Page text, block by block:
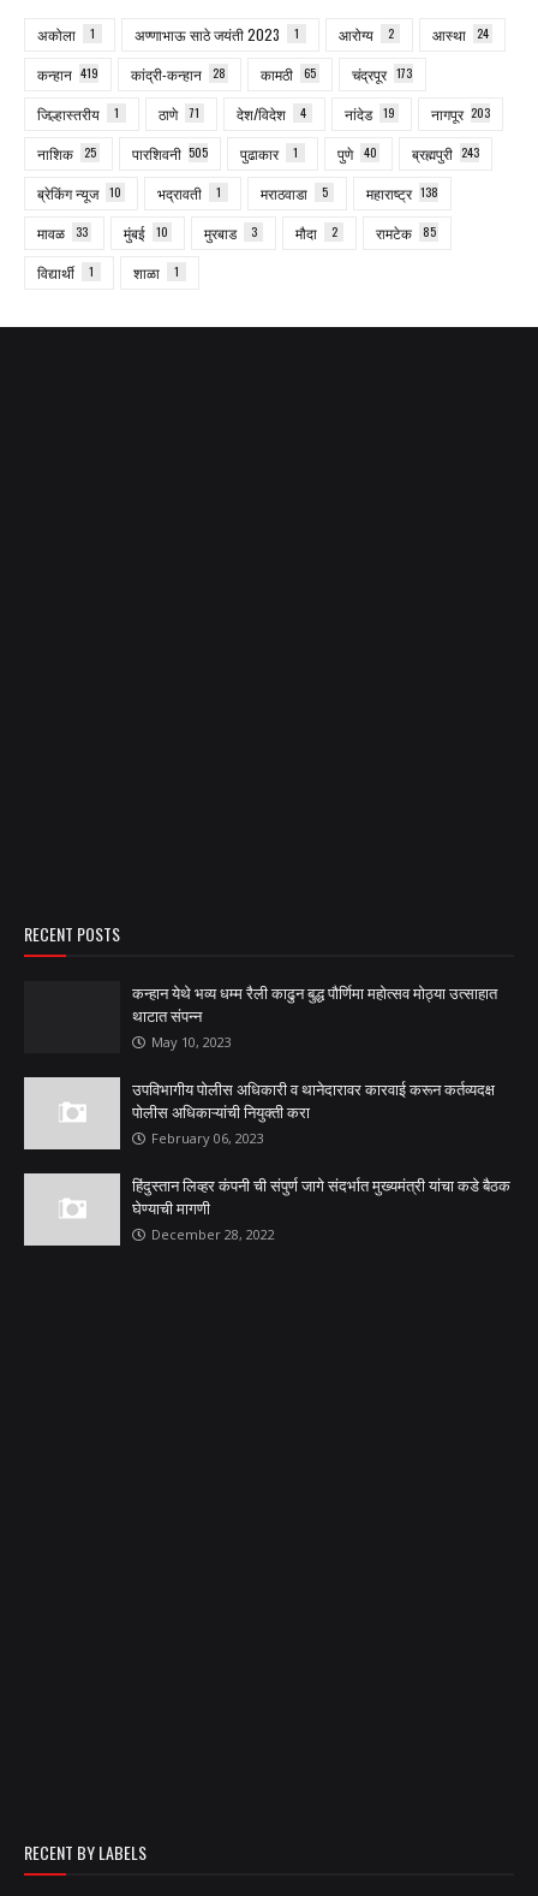
अकोला 1 अण्णाभाऊ साठे जयंती 2023 1 आरोग्य 2 आस्था 24
कन्हान 419 कांद्री-कन्हान 28 कामठी 65 चंद्रपूर 173
जिल्हास्तरीय 1 ठाणे 71 देश/विदेश 4 नांदेड 19 नागपूर 203
नाशिक 25 पारशिवनी 505 पुढाकार 1 पुणे 40 ब्रह्मपुरी 243
ब्रेकिंग न्यूज 10 भद्रावती 1 मराठवाडा 5 महाराष्ट्र 138
मावळ 33 मुंबई 10 मुरबाड 3 मौदा 2 रामटेक 85
विद्यार्थी 1 शाळा 1
RECENT POSTS
कन्हान येथे भव्य धम्म रैली काढुन बुद्ध पौर्णिमा महोत्सव मोठ्या उत्साहात
थाटात संपन्न
May 10, 2023
उपविभागीय पोलीस अधिकारी व थानेदारावर कारवाई करून कर्तव्यदक्ष
पोलीस अधिकाऱ्यांची नियुक्ती करा
February 06, 2023
हिंदुस्तान लिव्हर कंपनी ची संपुर्ण जागे संदर्भात मुख्यमंत्री यांचा कडे बैठक
घेण्याची मागणी
December 28, 2022
RECENT BY LABELS